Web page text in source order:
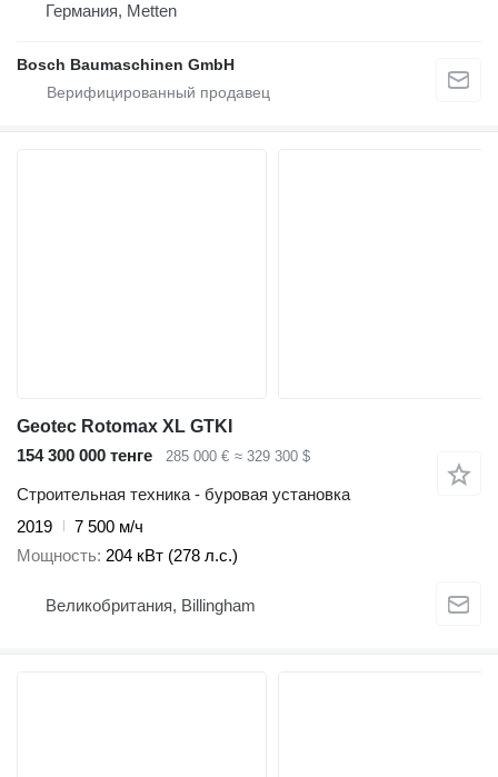
Германия, Metten
Bosch Baumaschinen GmbH
Geotec Rotomax XL GTKI
154 300 000 тенге
285 000 € ≈ 329 300 $
Строительная техника - буровая установка
2019
7 500 м/ч
Мощность 204 кВт (278 л.с.)
Великобритания, Billingham